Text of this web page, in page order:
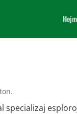
specializaj